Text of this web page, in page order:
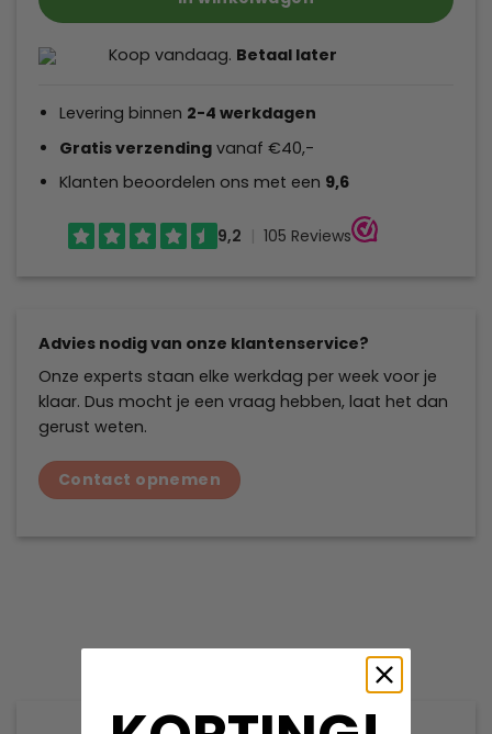
Koop vandaag. Betaal later
Levering binnen 2-4 werkdagen
Gratis verzendingvanaf €40,-
Klanten beoordelen ons met een 9,6
Advies nodig van onze klantenservice?
Onze experts staan elke werkdag per week voor je
klaar. Dus mocht je een vraag hebben, laat het dan
gerust weten.
Contact opnemen